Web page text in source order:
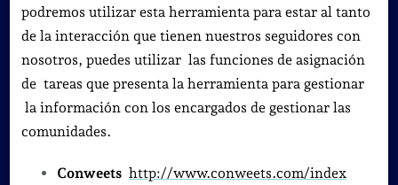
podremos utilizar esta herramienta para estar al tanto
de la interacción que tienen nuestros seguidores con
nosotros, puedes utilizar las funciones de asignación
de tareas que presenta la herramienta para gestionar
la información con los encargados de gestionar las
comunidades.
Conweets http://www.conweets.com/index